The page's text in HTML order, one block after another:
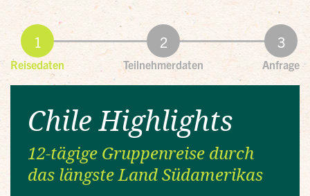
Reisedaten Teilnehmerdaten Anfrage
Chile Highlights
12-tägige Gruppenreise durch
das längste Land Südamerikas